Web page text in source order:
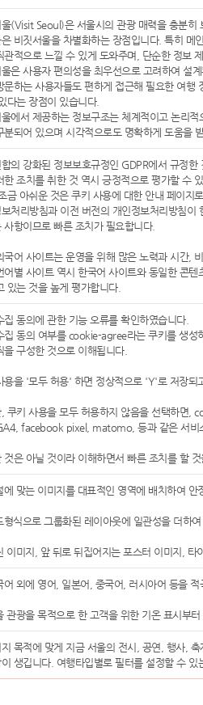
(Visit Seoul)은 서울시의 관광 매력을 충분히
비짓서울을 차별화하는 장점입니다. 특히 메
관적으로 느낄 수 있게 도와주며, 단순한 정보
은 사용자 편의성을 최우선으로 고려하여 설
문하는 사용자들도 편하게 접근해 필요한 여행
다는 장점이 있습니다.
에서 제공하는 정보구조는 체계적이고 논리
분되어 있으며 시각적으로도 명확하게 도움을
의 강화된 정보보호규정인 GDPR에서 규정
한 조치를 취한 것 역시 긍정적으로 평가할 수
금 아쉬운 것은 쿠키 사용에 대한 안내 페이지
처리방침과 이전 버전의 개인정보처리방침
사항이므로 빠른 조치가 필요합니다.
국어 사이트는 운영을 위해 많은 노력과 시간,
어별 사이트 역시 한국어 사이트와 동일한 콘
있는 것을 높게 평가합니다.
집 동의에 관한 기능 오류를 확인하였습니다.
집 동의 여부를 cookie-agree라는 쿠키를 생성
을 구성한 것으로 이해됩니다.
용을 '모두 허용' 하면 정상적으로 'Y'로 저장되
쿠키 사용을 모두 허용하지 않음을 선택하면,
facebook pixel, matomo, 등과 같은 서비
것은 아닐 것이라 이해하면서 빠른 조치를 할 것
에 맞는 이미지를 대표적인 영역에 배치하여
형식으로 그룹화된 레이아웃에 일관성을 더하
이미지, 앞 뒤로 뒤집어지는 포스터 이미지, 타
어 외에 영어, 일본어, 중국어, 러시아어 등을
관광을 목적으로 한 고객을 위한 기온 표시부
목적에 맞게 지금 서울의 전시, 공연, 행사,
생깁니다. 여행타입별로 필터를 설정할 수 있